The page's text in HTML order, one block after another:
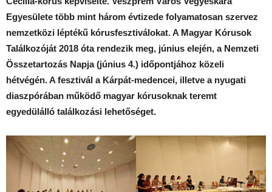
Egyesülete több mint három évtizede folyamatosan szervez
nemzetközi léptékű kórusfesztiválokat. A Magyar Kórusok
Találkozóját 2018 óta rendezik meg, június elején, a Nemzeti
Összetartozás Napja (június 4.) időpontjához közeli
hétvégén. A fesztivál a Kárpát-medencei, illetve a nyugati
diaszpórában működő magyar kórusoknak teremt
egyedülálló találkozási lehetőséget.